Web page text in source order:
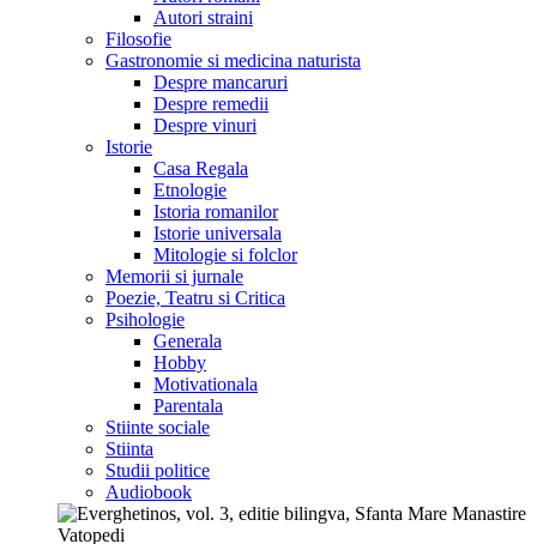
Autori straini
Filosofie
Gastronomie si medicina naturista
Despre mancaruri
Despre remedii
Despre vinuri
Istorie
Casa Regala
Etnologie
Istoria romanilor
Istorie universala
Mitologie si folclor
Memorii si jurnale
Poezie, Teatru si Critica
Psihologie
Generala
Hobby
Motivationala
Parentala
Stiinte sociale
Stiinta
Studii politice
Audiobook